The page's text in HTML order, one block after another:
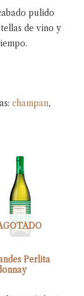
pulido
de vino y
champan,
Perlita